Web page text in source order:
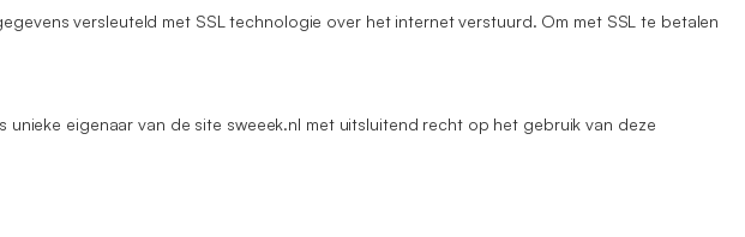
versleuteld met SSL technologie over het internet verstuurd. Om met SSL te betalen
eigenaar van de site sweeek.nl met uitsluitend recht op het gebruik van deze